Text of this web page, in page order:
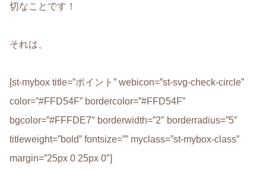
切なことです！
それは、
[st-mybox title=”ポイント” webicon=”st-svg-check-circle”
color=”#FFD54F” bordercolor=”#FFD54F”
bgcolor=”#FFFDE7″ borderwidth=”2″ borderradius=”5″
titleweight=”bold” fontsize=”” myclass=”st-mybox-class”
margin=”25px 0 25px 0″]